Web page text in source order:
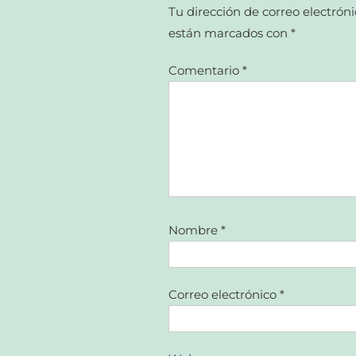
Tu dirección de correo
están marcados con *
Comentario *
Nombre *
Correo electrónico *